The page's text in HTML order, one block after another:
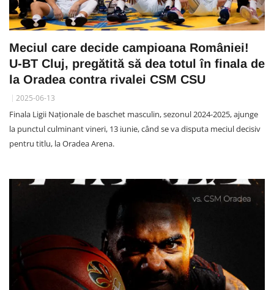
Meciul care decide campioana României!
U-BT Cluj, pregătită să dea totul în finala de
la Oradea contra rivalei CSM CSU
2025-06-13
Finala Ligii Naționale de baschet masculin, sezonul 2024-2025, ajunge
la punctul culminant vineri, 13 iunie, când se va disputa meciul decisiv
pentru titlu, la Oradea Arena.